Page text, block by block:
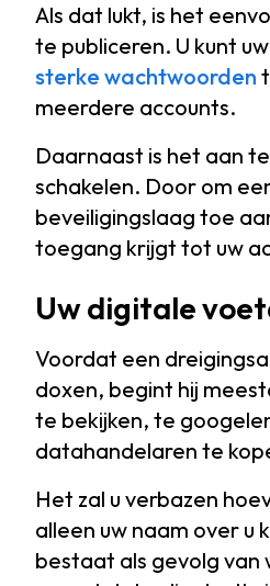
Als dat lukt, is het
te publiceren. U kunt
sterke wachtwoorden
meerdere accounts.
Daarnaast is het aan
schakelen. Door om
beveiligingslaag toe
toegang krijgt tot uw
Uw digitale
Voordat een
doxen, begint hij
te bekijken, te
datahandelaren te
Het zal u verbazen
alleen uw naam over u
bestaat als gevolg